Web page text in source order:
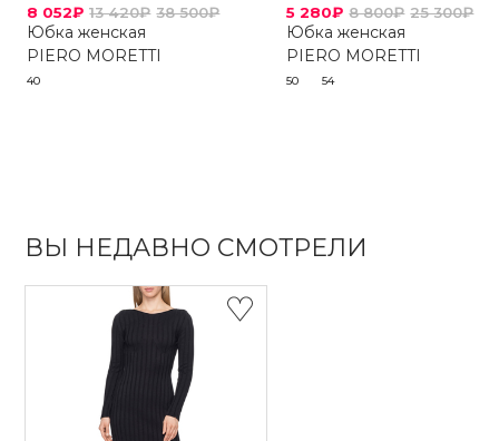
8 052₽ 13 420₽ 38 500₽
Юбка женская
PIERO MORETTI
40
5 280₽ 8 800₽ 25 300₽
Юбка женская
PIERO MORETTI
50 54
ВЫ НЕДАВНО СМОТРЕЛИ